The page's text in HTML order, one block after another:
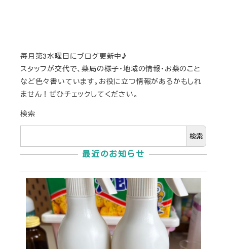
毎月第3水曜日にブログ更新中♪
スタッフが交代で、薬局の様子・地域の情報・お薬のこと
など色々書いています。お役に立つ情報があるかもしれ
ません！ぜひチェックしてください。
検索
検索
最近のお知らせ